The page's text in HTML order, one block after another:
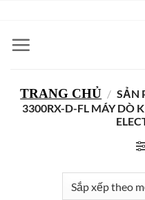
nội
TRANG CHỦ / SẢN
3300RX-D-FL MÁY DÒ